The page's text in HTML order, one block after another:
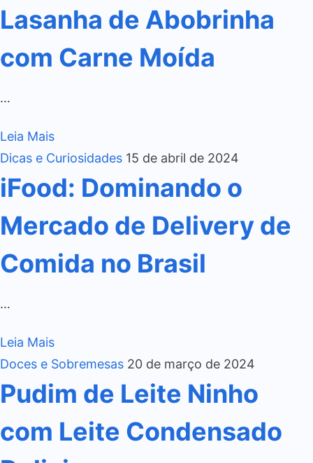
Lasanha de Abobrinha
com Carne Moída
…
Leia Mais
Dicas e Curiosidades 15 de abril de 2024
iFood: Dominando o
Mercado de Delivery de
Comida no Brasil
…
Leia Mais
Doces e Sobremesas 20 de março de 2024
Pudim de Leite Ninho
com Leite Condensado